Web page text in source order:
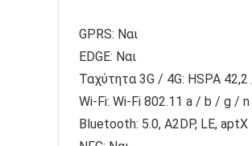
GPRS: Ναι
EDGE: Ναι
Ταχύτητα 3G / 4G: HSPA
Wi-Fi: Wi-Fi 802.11 a / b / g /
Bluetooth: 5.0, A2DP, LE, aptX